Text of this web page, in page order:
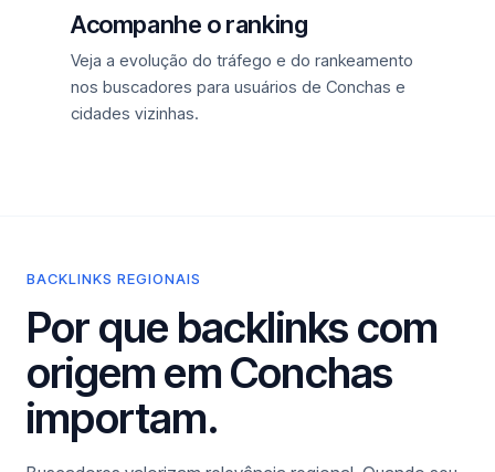
Acompanhe o ranking
Veja a evolução do tráfego e do rankeamento
nos buscadores para usuários de Conchas e
cidades vizinhas.
BACKLINKS REGIONAIS
Por que backlinks com
origem em Conchas
importam.